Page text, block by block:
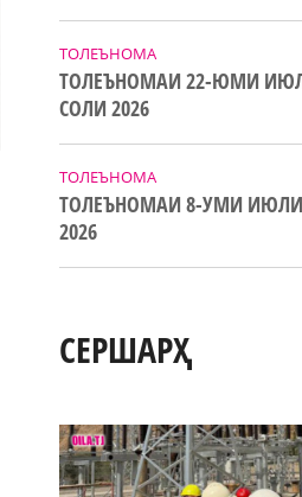
ТОЛЕЪНОМА
ТОЛЕЪНОМАИ 22-ЮМИ
СОЛИ 2026
ТОЛЕЪНОМА
ТОЛЕЪНОМАИ 8-УМИ
2026
СЕРШАРҲ